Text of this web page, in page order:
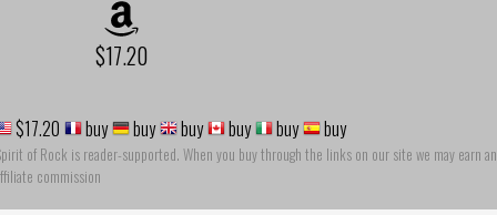
$17.20
$17.20 buy buy buy buy buy buy
of Rock is reader-supported. When you buy through the links on our site we may earn an
commission